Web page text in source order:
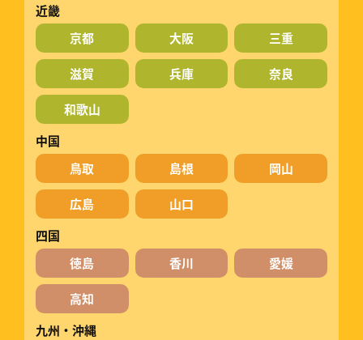
近畿
京都
大阪 三重
滋賀 兵庫 奈良
和歌山
中国
鳥取
島根 岡山
広島
山口
四国
徳島
香川 愛媛
高知
九州・沖縄